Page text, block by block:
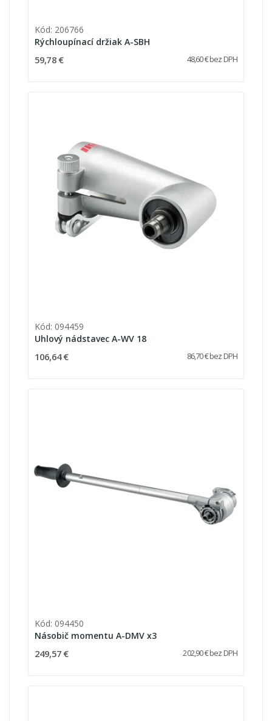
Kód: 206766
Rýchloupínací držiak A-SBH
59,78 € 48,60 € bez DPH
Kód: 094459
Uhlový nádstavec A-WV 18
106,64 € 86,70 € bez DPH
Kód: 094450
Násobič momentu A-DMV x3
249,57 € 202,90 € bez DPH